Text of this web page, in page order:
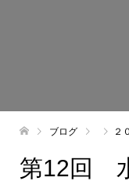
ブログ ２
第12回